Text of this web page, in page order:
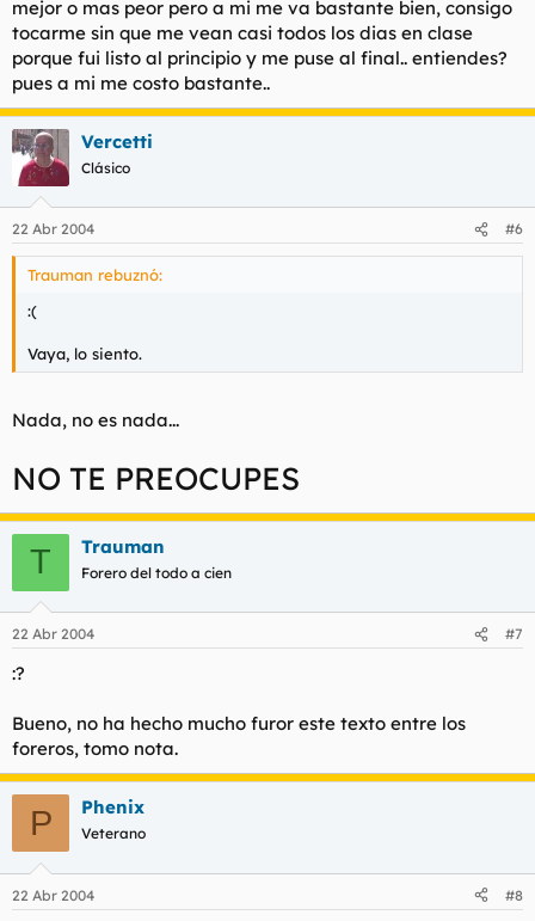
mejor o mas peor pero a mi me va bastante bien, consigo
tocarme sin que me vean casi todos los dias en clase
porque fui listo al principio y me puse al final.. entiendes?
pues a mi me costo bastante..
Vercetti
Clásico
22 Abr 2004 #6
Trauman rebuznó:
:(
Vaya, lo siento.
Nada, no es nada...
NO TE PREOCUPES
T Trauman
Forero del todo a cien
22 Abr 2004 #7
:?
Bueno, no ha hecho mucho furor este texto entre los
foreros, tomo nota.
P Phenix
Veterano
22 Abr 2004 #8